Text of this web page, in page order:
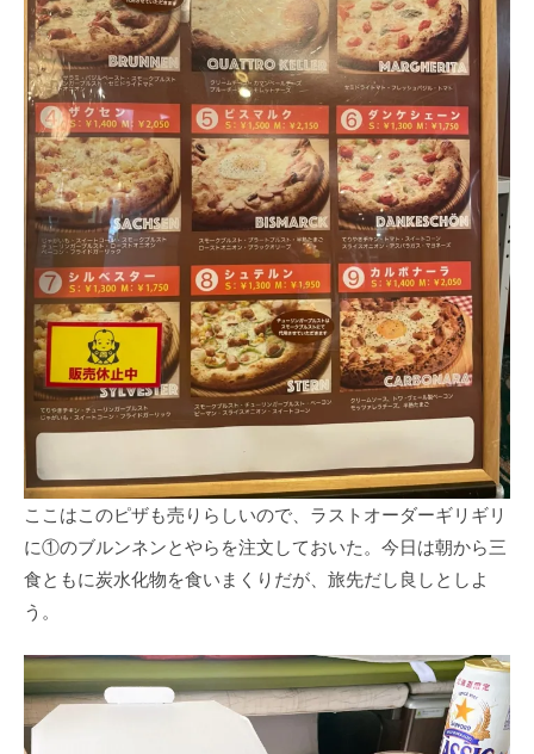
ここはこのピザも売りらしいので、ラストオーダーギリギリ
に①のブルンネンとやらを注文しておいた。今日は朝から三
食ともに炭水化物を食いまくりだが、旅先だし良しとしよ
う。